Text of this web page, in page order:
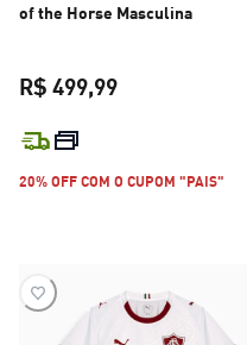
of the Horse Masculina
R$ 499,99
20% OFF COM O CUPOM "PAIS"